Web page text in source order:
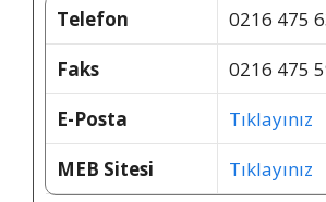
Telefon
0216 475
Faks
0216 475
E-Posta
Tıklayınız
MEB Sitesi
Tıklayınız